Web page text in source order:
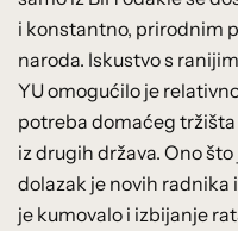
i konstantno, prirodnim
naroda. Iskustvo s
YU omogućilo je
potreba domaćeg
iz drugih država. Ono
dolazak je novih radnika
je kumovalo i izbijanje